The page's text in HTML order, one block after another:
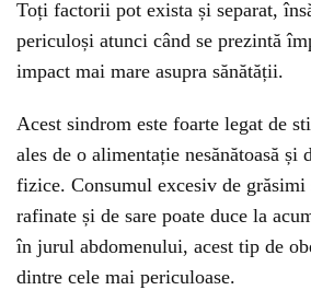
Toți factorii pot exista și separat,
periculoși atunci când se prezintă
impact mai mare asupra sănătății.
Acest sindrom este foarte legat de
ales de o alimentație nesănătoasă
fizice. Consumul excesiv de grăsimi
rafinate și de sare poate duce la
în jurul abdomenului, acest tip de
dintre cele mai periculoase.